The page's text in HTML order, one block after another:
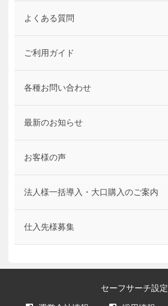
よくある質問
ご利用ガイド
各種お問い合わせ
最新のお知らせ
お客様の声
法人様一括導入・大口購入のご案内
仕入先様募集
セーフサーチ設定